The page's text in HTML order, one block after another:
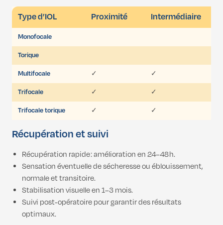
Type d’IOL Proximité Intermédiaire
Monofocale
Torique
Multifocale ✓ ✓
Trifocale ✓ ✓
Trifocale torique ✓ ✓
Récupération et suivi
Récupération rapide : amélioration en 24–48 h.
Sensation éventuelle de sécheresse ou éblouissement,
normale et transitoire.
Stabilisation visuelle en 1–3 mois.
Suivi post-opératoire pour garantir des résultats
optimaux.